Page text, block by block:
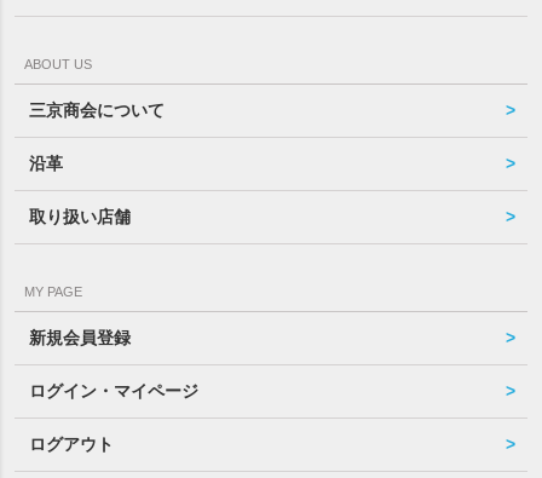
ABOUT US
三京商会について
沿革
取り扱い店舗
MY PAGE
新規会員登録
ログイン・マイページ
ログアウト